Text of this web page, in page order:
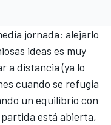
jornada: alejarlo
ideas es muy
a distancia (ya lo
cuando se refugia
un equilibrio con
partida está abierta,